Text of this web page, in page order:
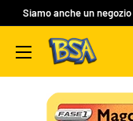
contenuto
Siamo anche un
BSA
Carte
Collezionabili